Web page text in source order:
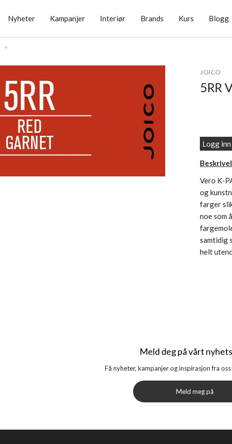
Nyheter Kampanjer Interiør Brands Kurs Blogg
JOICO
5RR
Logg inn
Vero K-
og
farger
noe som
samtidig
helt
Meld deg på vårt
Få nyheter, kampanjer og inspirasjon fra
Meld meg på